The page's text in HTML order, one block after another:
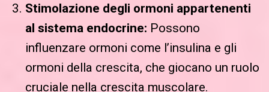
Stimolazione degli ormoni appartenenti
al sistema endocrine: Possono
influenzare ormoni come l’insulina e gli
ormoni della crescita, che giocano un ruolo
cruciale nella crescita muscolare.